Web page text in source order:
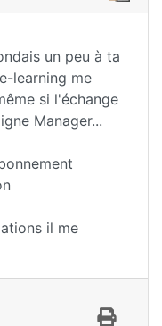
un peu à ta
learning me
si l'échange
Manager...
il me